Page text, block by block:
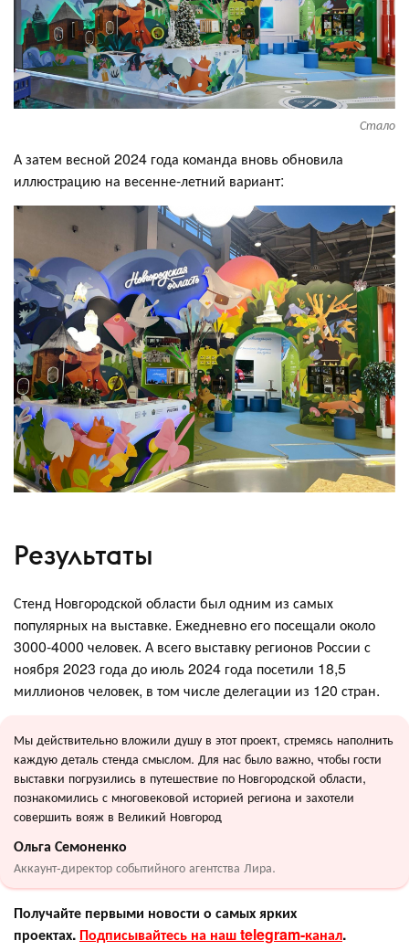
Стало
А затем весной 2024 года команда вновь обновила
иллюстрацию на весенне-летний вариант:
Результаты
Стенд Новгородской области был одним из самых
популярных на выставке. Ежедневно его посещали около
3000-4000 человек. А всего выставку регионов России с
ноября 2023 года до июль 2024 года посетили 18,5
миллионов человек, в том числе делегации из 120 стран.
Мы действительно вложили душу в этот проект, стремясь наполнить
каждую деталь стенда смыслом. Для нас было важно, чтобы гости
выставки погрузились в путешествие по Новгородской области,
познакомились с многовековой историей региона и захотели
совершить вояж в Великий Новгород
Ольга Семоненко
Аккаунт-директор событийного агентства Лира.
Получайте первыми новости о самых ярких
проектах. Подписывайтесь на наш telegram-канал.